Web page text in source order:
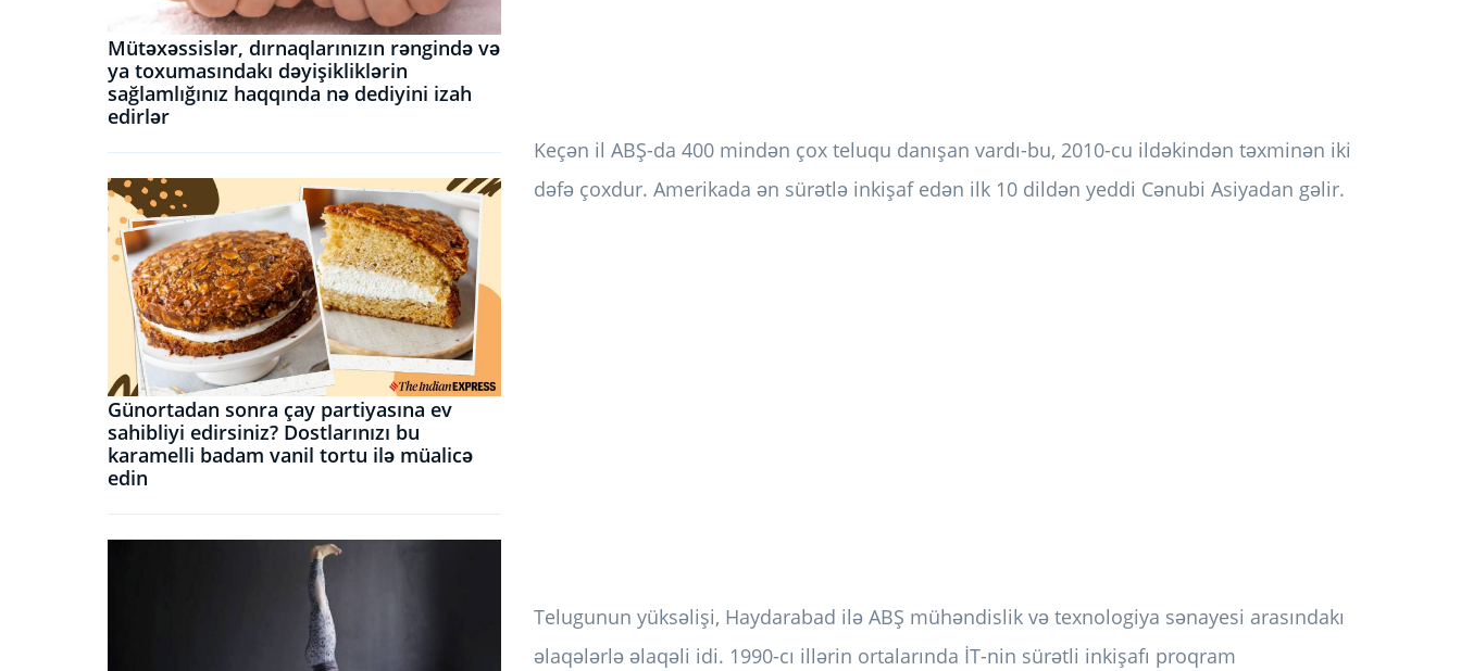
Mütəxəssislər, dırnaqlarınızın rəngində və
ya toxumasındakı dəyişikliklərin
sağlamlığınız haqqında nə dediyini izah
edirlər
Günortadan sonra çay partiyasına ev
sahibliyi edirsiniz? Dostlarınızı bu
karamelli badam vanil tortu ilə müalicə
edin
Keçən il ABŞ-da 400 mindən çox teluqu danışan vardı-bu, 2010-cu ildəkindən təxminən iki
dəfə çoxdur. Amerikada ən sürətlə inkişaf edən ilk 10 dildən yeddi Cənubi Asiyadan gəlir.
Telugunun yüksəlişi, Haydarabad ilə ABŞ mühəndislik və texnologiya sənayesi arasındakı
əlaqələrlə əlaqəli idi. 1990-cı illərin ortalarında İT-nin sürətli inkişafı proqram